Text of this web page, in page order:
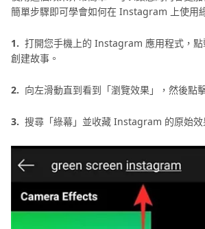
簡單步驟即可學會如何在 Instagram 上使用
1. 打開您手機上的 Instagram 應用程式，
創建故事。
2. 向左滑動直到看到「瀏覽效果」，然後點
3. 搜尋「綠幕」並收藏 Instagram 的原始效